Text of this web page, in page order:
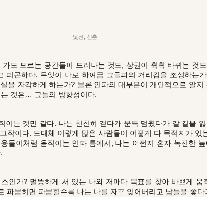
낯선, 신촌
도 모르는 공간들이 드러나는 것도, 상권이 휙휙 바뀌는 것
피곤하다. 무엇이 나로 하여금 그들과의 거리감을 조성하는
을 자각하게 하는가? 물론 인파의 대부분이 개인적으로 알지
것은… 그들의 방향성이다.
이는 것만 같다. 나는 천천히 걷다가 문득 멈췄다가 갈 길을
작이다. 도대체 이렇게 많은 사람들이 어떻게 다 목적지가 있
돌이처럼 움직이는 인파 틈에서, 나는 어쩐지 혼자 녹진한
인가? 멀뚱하게 서 있는 나와 저마다 목표를 찾아 바쁘게 움
파묻히면 파묻힐수록 나는 나를 자꾸 잊어버리고 남들을 쫓다